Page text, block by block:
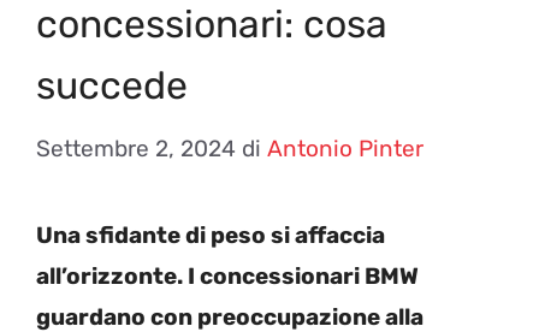
concessionari: cosa
succede
Settembre 2, 2024 di Antonio Pinter
Una sfidante di peso si affaccia
all’orizzonte. I concessionari BMW
guardano con preoccupazione alla